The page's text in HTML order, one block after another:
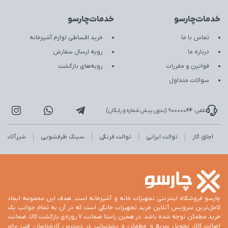
خدمات‌چارسو
تماس با ما
درباره ما
قوانین و مقررات
سوالات متداول
خدمات‌چارسو
خرید اقساطی لوازم آشپزخانه
رویه ارسال سفارش
رویه‌های بازگشت
تلفن: 90000044 (بدون پیش شماره و رایگان)
اجاق گاز توالت ایرانی توالت فرنگی سینک ظرفشویی شیرآلات
چارسو فروشگاه اینترنتی تجهیزات خانه و آشپزخانه است. هدف این مجموعه ایجاد
کامل‌ترین سرویس آنلاین خرید تجهیزات خانگی است که در آن به تمام جوانب یک
خرید مطمئن توجه شده باشد. در همین راستا ضمانت 7 روزه‌ی بازگشت کالا، ضمانت
اصالت کالا، تحویل سریع و مطمئن و پشتیبانی در دسترس کارشناسان فنی برای